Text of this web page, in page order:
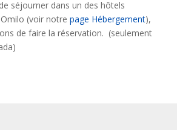
séjourner dans un des hôtels
(voir notre page Hébergement),
de faire la réservation. (seulement